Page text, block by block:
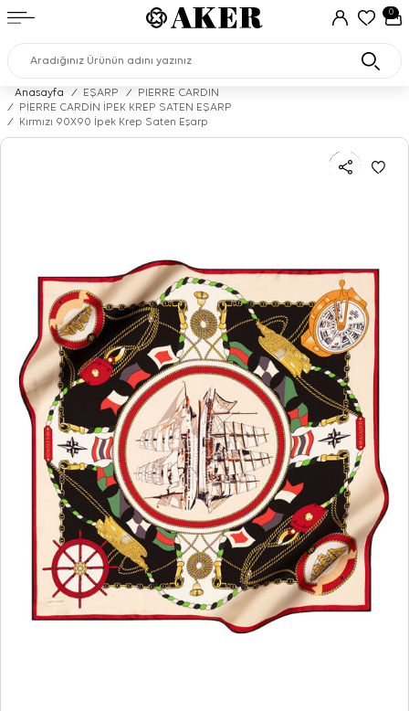
0
Anasayfa / EŞARP /
PIERRE CARDIN
/
PİERRE CARDİN İPEK KREP SATEN EŞARP
/
Kırmızı 90X90 İpek Krep Saten Eşarp